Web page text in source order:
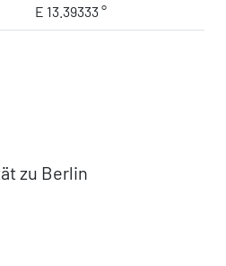
E 13.39333 °
zu Berlin